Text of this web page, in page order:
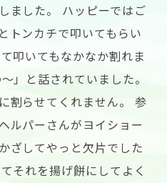
ました。 ハッピーではご
トンカチで叩いてもらい
叩いてもなかなか割れま
」と話されていました。
割らせてくれません。 参
ルパーさんがヨイショー
ざしてやっと欠片でした
それを揚げ餅にしてよく